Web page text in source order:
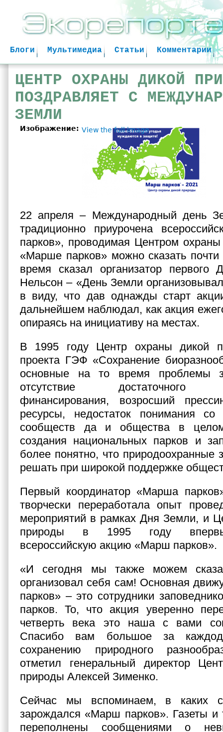
Комментарии
Статьи
Мультимедиа
Блоги
ЦЕНТР ОХРАНЫ ДИКОЙ
ПОЗДРАВЛЯЕТ С
ЗЕМЛИ
Изображение: View the full image
22 апреля – Международный день
традиционно приурочена
парков», проводимая Центром
«Марше парков» можно сказать
время сказал организатор первого
Нельсон – «День Земли
в виду, что дав однажды старт
дальнейшем наблюдал, как акция
опираясь на инициативу на местах.
В 1995 году Центр охраны дикой
проекта ГЭФ «Сохранение
основные на то время проблемы
отсутствие достаточного
финансирования, возросший
ресурсы, недостаток понимания
сообществ да и общества в
создания национальных парков и
более понятно, что природоохранные
решать при широкой поддержке
Первый координатор «Марша
творчески переработала опыт
мероприятий в рамках Дня Земли, и
природы в 1995 году
всероссийскую акцию «Марш парков».
«И сегодня мы также можем
организовал себя сам! Основная
парков» – это сотрудники
парков. То, что акция уверенно
четверть века это наша с вами
Спасибо вам большое за
сохранению природного
отметил генеральный директор
природы Алексей Зименко.
Сейчас мы вспоминаем, в каких
зарождался «Марш парков». Газеты и
переполнены сообщениями о